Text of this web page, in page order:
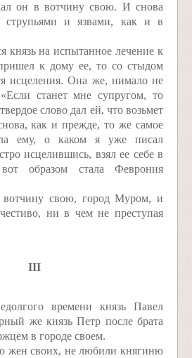
он в вотчину свою. И снова
струпьями и язвами, как и в
князь на испытанное лечение к
к дому ее, то со стыдом
исцеления. Она же, нимало не
«Если станет мне супругом, то
слово дал ей, что возьмет
как и прежде, то же самое
ему, о каком я уже писал
исцелившись, взял ее себе в
образом стала Феврония
свою, город Муром, и
ни в чем не преступая
III
времени князь Павел
же князь Петр после брата
в городе своем.
жен своих, не любили княгиню